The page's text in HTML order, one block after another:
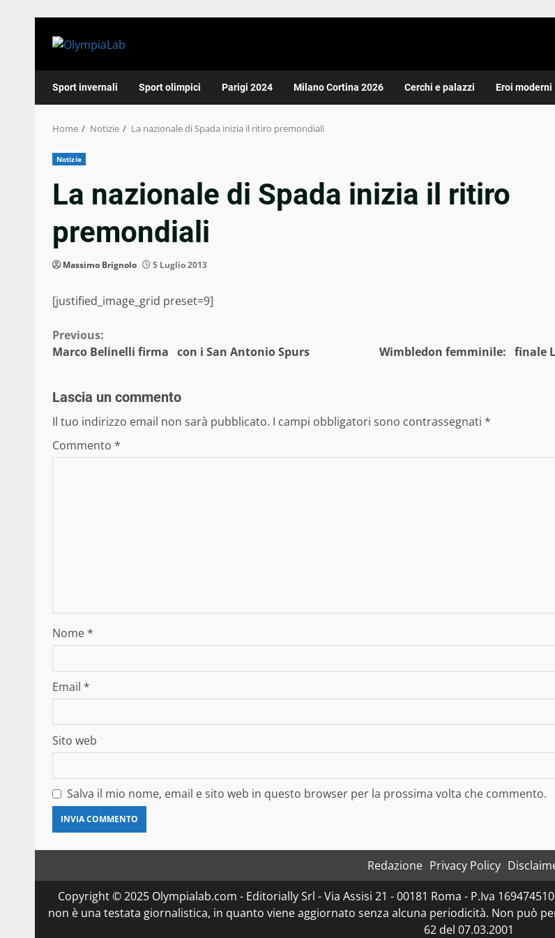
Sport invernali Sport olimpici Parigi 2024 Milano Cortina 2026 Cerchi e palazzi Eroi moderni
Home Notizie La nazionale di Spada inizia il ritiro premondiali
Notizie
La nazionale di Spada inizia il ritiro
premondiali
Massimo Brignolo 5 Luglio 2013
[justified_image_grid preset=9]
Continue
Previous:
Marco Belinelli firma con i San Antonio Spurs
Wimbledon femminile: finale
Lascia un commento
Il tuo indirizzo email non sarà pubblicato. I campi obbligatori sono contrassegnati *
Commento *
Nome*
Email *
Sito web
Salva il mio nome, email e sito web in questo browser per la prossima volta che commento.
Redazione Privacy Policy
Copyright © 2025 Olympialab.com - Editorially Srl - Via Assisi 21 - 00181 Roma - P.Iva
non è una testata giornalistica, in quanto viene aggiornato senza alcuna periodicità. Non può
62 del 07.03.2001